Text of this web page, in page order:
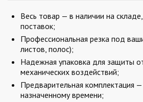
Весь товар — в наличии на
поставок;
Профессиональная резка под
листов, полос);
Надежная упаковка для защиты
механических воздействий;
Предварительная комплектация
назначенному времени;